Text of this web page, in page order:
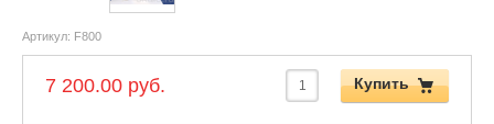
Артикул: F800
7 200.00 руб. Купить